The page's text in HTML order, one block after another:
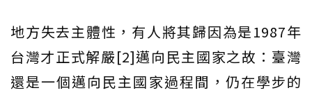
地方失去主體性，有人將其歸因為是1987年
台灣才正式解嚴[2]邁向民主國家之故：臺灣
還是一個邁向民主國家過程間，仍在學步的